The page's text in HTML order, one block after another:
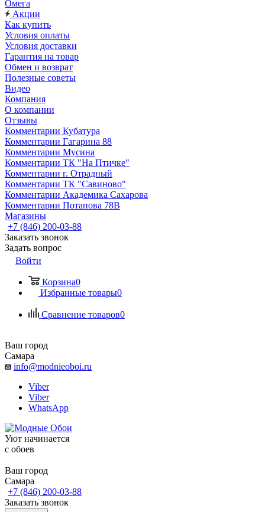
Омега
Акции
Как купить
Условия оплаты
Условия доставки
Гарантия на товар
Обмен и возврат
Полезные советы
Видео
Компания
О компании
Отзывы
Комментарии Кубатура
Комментарии Гагарина 88
Комментарии Мусина
Комментарии ТК "На Птичке"
Комментарии г. Отрадный
Комментарии ТК "Савиново"
Комментарии Академика Сахарова
Комментарии Потапова 78В
Магазины
+7 (846) 200-03-88
Заказать звонок
Задать вопрос
Войти
Корзина0
Избранные товары0
Сравнение товаров0
Ваш город
Самара
info@modnieoboi.ru
Viber
Viber
WhatsApp
Уют начинается
c обоев
Ваш город
Самара
+7 (846) 200-03-88
Заказать звонок